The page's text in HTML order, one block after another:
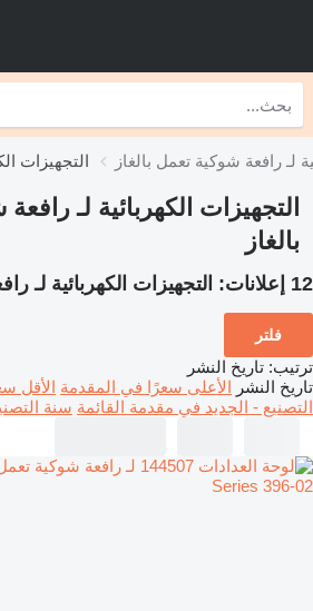
التجهيزات لـ رافعة شوكية تعمل بالغاز
التجهيزات الكهربائية لـ
بالغاز
12 إعلانات: التجهيزات الكهربائية لـ
فلتر
ترتيب: تاريخ النشر
تاريخ النشر الأعلى سعرًا في المقدمة الأقل
التصنيع - الجديد في مقدمة القائمة سنة